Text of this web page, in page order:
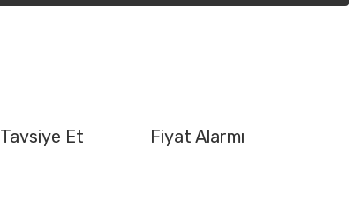
Tavsiye Et
Fiyat Alarmı